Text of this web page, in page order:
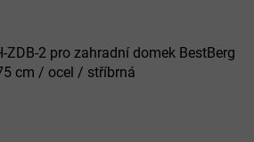
ZDB-2 pro zahradní domek BestBerg
cm / ocel / stříbrná